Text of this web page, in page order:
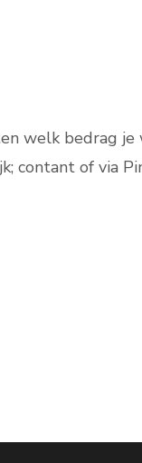
welk bedrag
contant of via